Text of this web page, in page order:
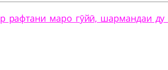
рафтани маро гӯйӣ, шармандаи ду